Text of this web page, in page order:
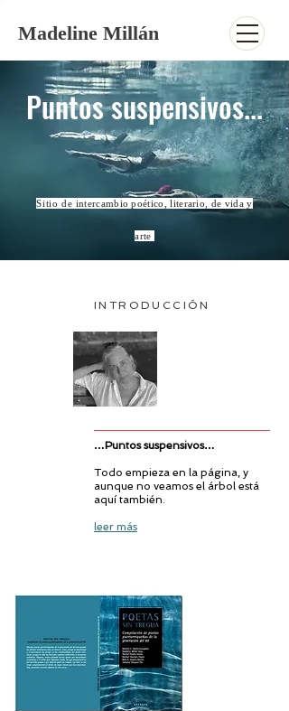
Madeline Millán
Puntos suspensivos...
Sitio de intercambio poético, literario, de vida y
arte
INTRODUCCIÓN
…Puntos suspensivos…
Todo empieza en la página, y
aunque no veamos el árbol está
aquí también.
leer más